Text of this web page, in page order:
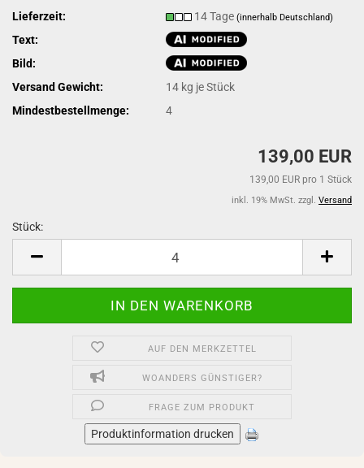
Lieferzeit:
14 Tage(innerhalb Deutschland)
Text:
Bild:
Versand Gewicht:
14 kg je Stück
Mindestbestellmenge:
4
139,00 EUR
139,00 EUR pro 1 Stück
inkl. 19% MwSt. zzgl. Versand
Stück:
AUF DEN MERKZETTEL
WOANDERS GÜNSTIGER?
FRAGE ZUM PRODUKT
Produktinformation drucken